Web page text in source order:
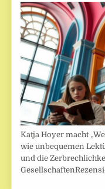
Katja Hoyer macht
wie unbequemen
und die